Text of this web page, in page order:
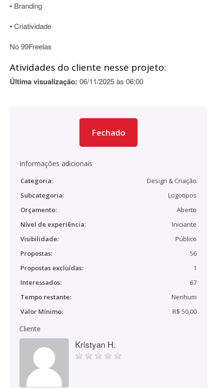
• Branding
• Criatividade
No 99Freelas
Atividades do cliente nesse projeto:
Última visualização: 06/11/2025 às 06:00
Fechado
Informações adicionais
Categoria:
Design & Criação
Subcategoria:
Logotipos
Orçamento:
Aberto
Nível de experiência:
Iniciante
Visibilidade:
Público
Propostas:
56
Propostas excluídas:
1
Interessados:
67
Tempo restante:
Nenhum
Valor Mínimo:
R$ 50,00
Cliente
Kristyan H.